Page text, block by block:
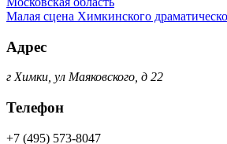
Малая сцена Химкинского
Адрес
г Химки, ул Маяковского, д 22
Телефон
+7 (495) 573-8047